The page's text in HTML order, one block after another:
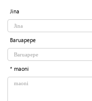
Jina
Baruapepe
* maoni